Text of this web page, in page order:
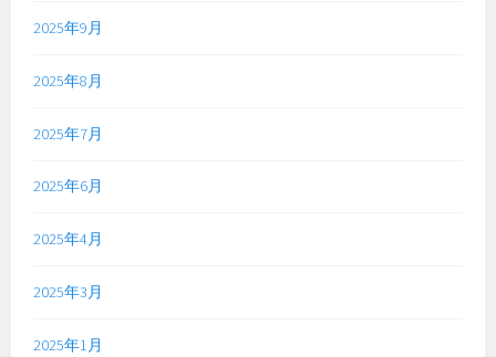
2025年9月
2025年8月
2025年7月
2025年6月
2025年4月
2025年3月
2025年1月